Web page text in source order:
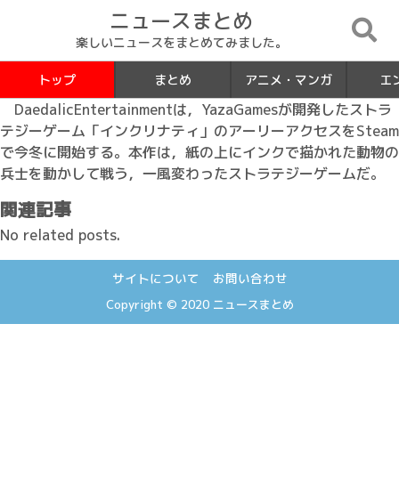
ニュースまとめ
楽しいニュースをまとめてみました。
トップ まとめ アニメ・マンガ エ
DaedalicEntertainmentは，YazaGamesが開発したストラ
テジーゲーム「インクリナティ」のアーリーアクセスをSteam
で今冬に開始する。本作は，紙の上にインクで描かれた動物の
兵士を動かして戦う，一風変わったストラテジーゲームだ。
関連記事
No related posts.
サイトについて お問い合わせ
Copyright © 2020 ニュースまとめ